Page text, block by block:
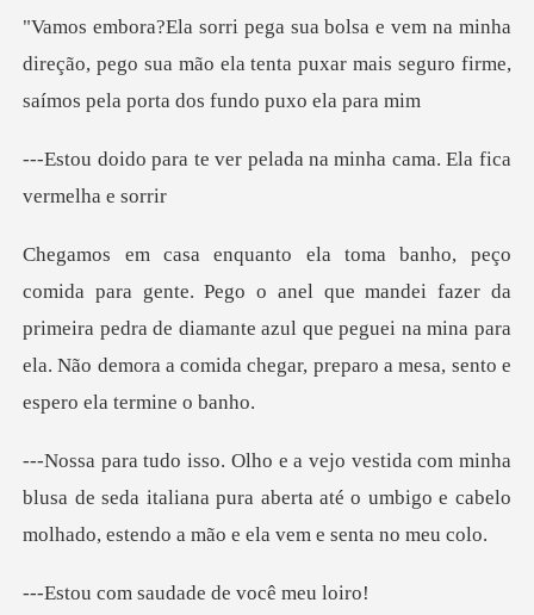
a
direção, pego sua mão ela tenta puxar mais seguro
r pelada na minha cama. E
que mandei fazer da
primeira pedra de diamante azul que peguei na mina para
ela
a
blusa de seda italiana pura aberta até o umbigo e cab
saudade de vo